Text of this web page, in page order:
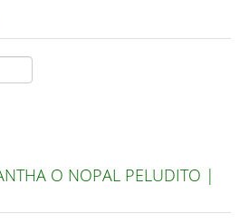
de la G a la Z
y de Huerto
y Orquídeas
O NOPAL PELUDITO |